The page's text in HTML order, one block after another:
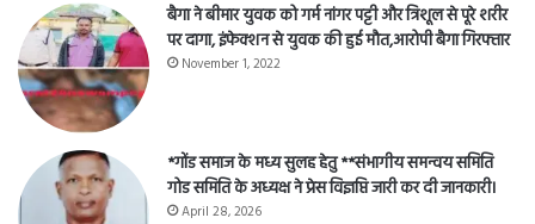
बैगा ने बीमार युवक को गर्म नांगर पट्टी और त्रिशूल से पूरे शरीर
पर दागा, इंफेक्शन से युवक की हुई मौत,आरोपी बैगा गिरफ्तार
November 1, 2022
*गोंड समाज के मध्य सुलह हेतु **संभागीय समन्वय समिति
गोड समिति के अध्यक्ष ने प्रेस विज्ञप्ति जारी कर दी जानकारी।
April 28, 2026